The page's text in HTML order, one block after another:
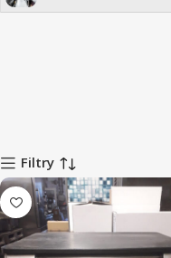
Filtry